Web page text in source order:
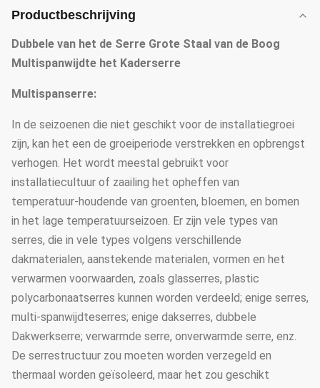
Productbeschrijving
Dubbele van het de Serre Grote Staal van de Boog
Multispanwijdte het Kaderserre
Multispanserre:
In de seizoenen die niet geschikt voor de installatiegroei
zijn, kan het een de groeiperiode verstrekken en opbrengst
verhogen. Het wordt meestal gebruikt voor
installatiecultuur of zaailing het opheffen van
temperatuur-houdende van groenten, bloemen, en bomen
in het lage temperatuurseizoen. Er zijn vele types van
serres, die in vele types volgens verschillende
dakmaterialen, aanstekende materialen, vormen en het
verwarmen voorwaarden, zoals glasserres, plastic
polycarbonaatserres kunnen worden verdeeld; enige serres,
multi-spanwijdteserres; enige dakserres, dubbele
Dakwerkserre; verwarmde serre, onverwarmde serre, enz.
De serrestructuur zou moeten worden verzegeld en
thermaal worden geïsoleerd, maar het zou geschikt